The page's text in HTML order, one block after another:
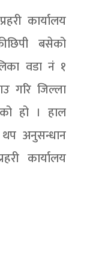
कार्यालय
बसेको
वडा नं १
गरि जिल्ला
हो । हाल
थप अनुसन्धान
कार्यालय